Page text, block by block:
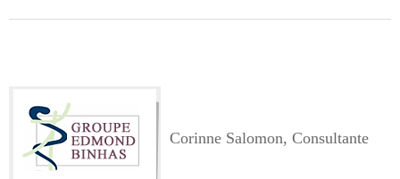
Corinne Salomon, Consultante